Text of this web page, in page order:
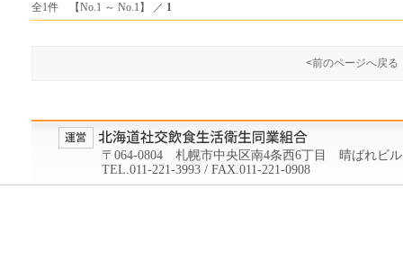
全1件 【No.1 ～ No.1】 ／ 1
<前のページへ戻る
〒064-0804 札幌市中央区南4条西6丁目 晴ばれビ
TEL.011-221-3993 / FAX.011-221-0908